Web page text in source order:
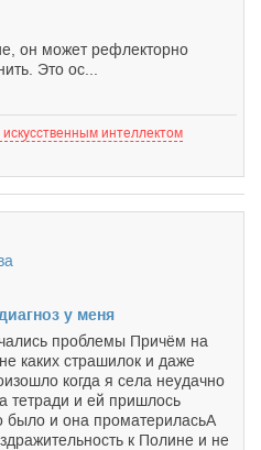
он может рефлекторно
Это ос...
интеллектом
у меня
проблемы Причём на
каких страшилок и даже
когда я села неудачно
тетради и ей пришлось
было и она проматериласьА
к Полине и не